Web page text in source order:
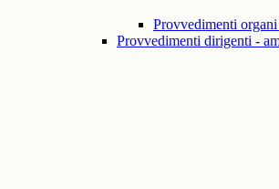
Provvedimenti
Provvedimenti dirigenti -